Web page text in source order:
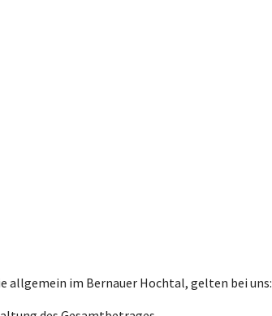
allgemein im Bernauer Hochtal, gelten bei uns: